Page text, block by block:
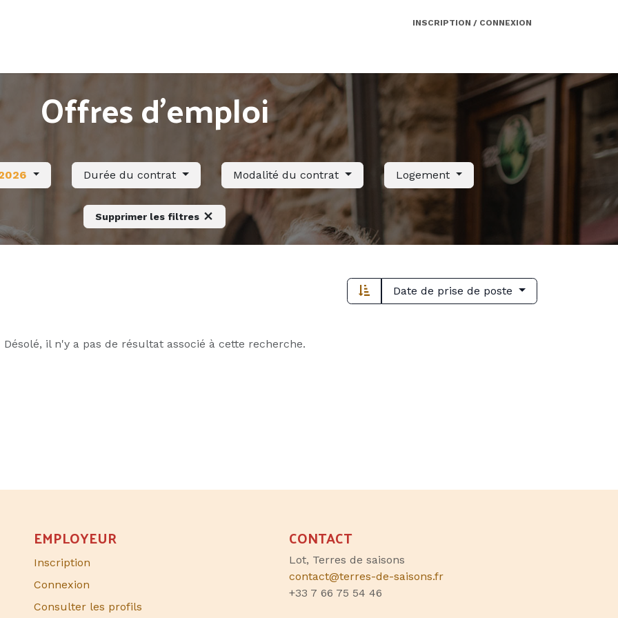
INSCRIPTION / CONNEXION
Offres d'emploi
Durée du contrat Modalité du contrat Logement
Supprimer les filtres
Date de prise de poste
Désolé, il n'y a pas de résultat associé à cette recherche.
CONTACT
Lot, Terres de saisons
contact@terres-de-saisons.fr
+33 7 66 75 54 46
EMPLOYEUR
Inscription
Connexion
Consulter les profils